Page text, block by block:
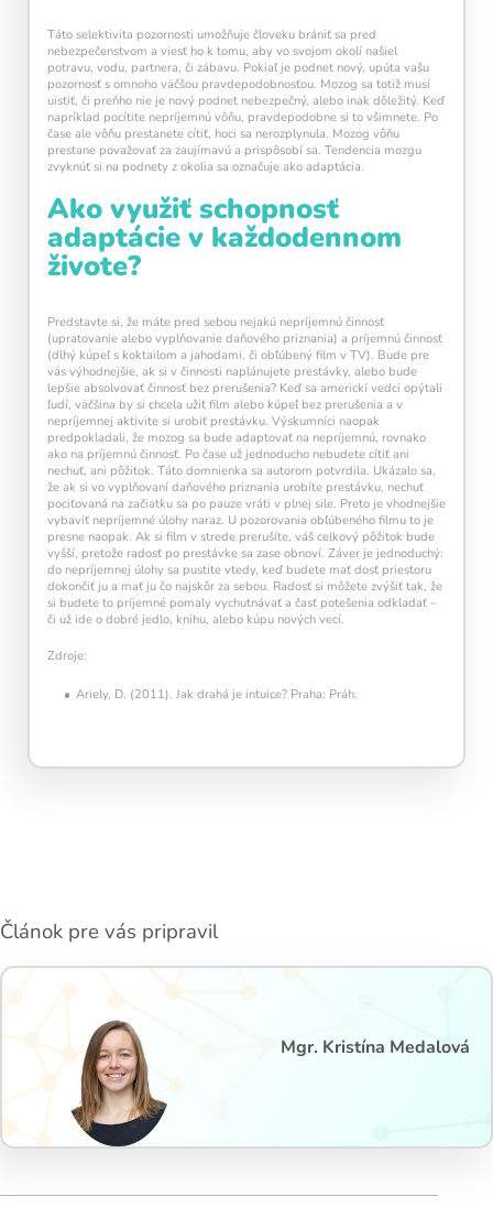
Pravidelný krátky tréningpodporuje
neuroplasticitu mozgu, zlepšuje pozornosť,
pamäť aj mentálnu flexibilitu.
Táto selektivita pozornosti umožňuje človeku brániť sa pred
nebezpečenstvom a viesť ho k tomu, aby vo svojom okolí našiel
potravu, vodu, partnera, či zábavu. Pokiaľ je podnet nový, upúta vašu
pozornosť s omnoho väčšou pravdepodobnosťou. Mozog sa totiž musí
uistiť, či preňho nie je nový podnet nebezpečný, alebo inak dôležitý. Keď
napríklad pocítite nepríjemnú vôňu, pravdepodobne si to všimnete. Po
čase ale vôňu prestanete cítiť, hoci sa nerozplynula. Mozog vôňu
prestane považovať za zaujímavú a prispôsobí sa. Tendencia mozgu
zvyknúť si na podnety z okolia sa označuje ako adaptácia.
Ako využiť schopnosť
adaptácie v každodennom
živote?
Predstavte si, že máte pred sebou nejakú nepríjemnú činnosť
(upratovanie alebo vyplňovanie daňového priznania) a príjemnú činnosť
(dlhý kúpeľ s koktailom a jahodami, či obľúbený film v TV). Bude pre
vás výhodnejšie, ak si v činnosti naplánujete prestávky, alebo bude
lepšie absolvovať činnosť bez prerušenia? Keď sa americkí vedci opýtali
ľudí, väčšina by si chcela užiť film alebo kúpeľ bez prerušenia a v
nepríjemnej aktivite si urobiť prestávku. Výskumníci naopak
predpokladali, že mozog sa bude adaptovať na nepríjemnú, rovnako
ako na príjemnú činnosť. Po čase už jednoducho nebudete cítiť ani
nechuť, ani pôžitok. Táto domnienka sa autorom potvrdila. Ukázalo sa,
že ak si vo vyplňovaní daňového priznania urobíte prestávku, nechuť
pociťovaná na začiatku sa po pauze vráti v plnej sile. Preto je vhodnejšie
vybaviť nepríjemné úlohy naraz. U pozorovania obľúbeného filmu to je
presne naopak. Ak si film v strede prerušíte, váš celkový pôžitok bude
vyšší, pretože radosť po prestávke sa zase obnoví. Záver je jednoduchý:
do nepríjemnej úlohy sa pustite vtedy, keď budete mať dosť priestoru
dokončiť ju a mať ju čo najskôr za sebou. Radosť si môžete zvýšiť tak, že
si budete to príjemné pomaly vychutnávať a časť potešenia odkladať –
či už ide o dobré jedlo, knihu, alebo kúpu nových vecí.
Zdroje:
Ariely, D. (2011). Jak drahá je intuice? Praha: Práh.
Článok pre vás pripravil
Mgr. Kristína Medalová